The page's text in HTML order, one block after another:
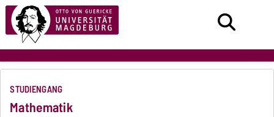
STUDIENGANG
Mathematik